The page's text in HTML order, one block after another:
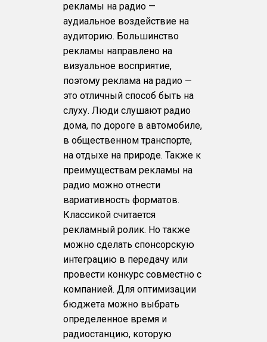
рекламы на радио —
аудиальное воздействие на
аудиторию. Большинство
рекламы направлено на
визуальное восприятие,
поэтому реклама на радио —
это отличный способ быть на
слуху. Люди слушают радио
дома, по дороге в автомобиле,
в общественном транспорте,
на отдыхе на природе. Также к
преимуществам рекламы на
радио можно отнести
вариативность форматов.
Классикой считается
рекламный ролик. Но также
можно сделать спонсорскую
интеграцию в передачу или
провести конкурс совместно с
компанией. Для оптимизации
бюджета можно выбрать
определенное время и
радиостанцию, которую